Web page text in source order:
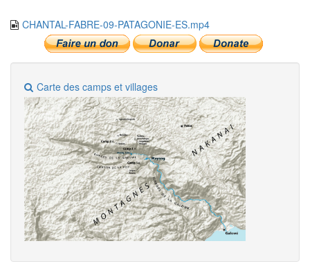
CHANTAL-FABRE-09-PATAGONIE-ES.mp4
Carte des camps et villages